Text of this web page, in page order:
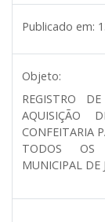
Publicado em:
Objeto:
REGISTRO
AQUISIÇÃO
CONFEITARIA
TODOS OS
MUNICIPAL DE